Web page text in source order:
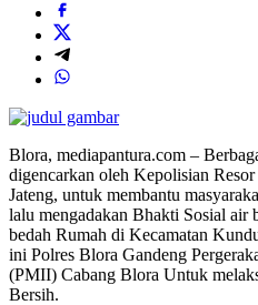
Blora, mediapantura.com –
digencarkan oleh Kepolisian
Jateng, untuk membantu
lalu mengadakan Bhakti Sosial air
bedah Rumah di Kecamatan
ini Polres Blora Gandeng
(PMII) Cabang Blora Untuk
Bersih.